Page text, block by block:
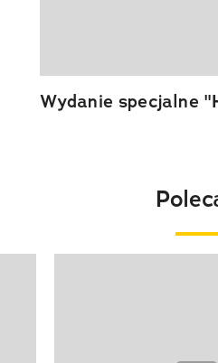
Wydanie specjalne